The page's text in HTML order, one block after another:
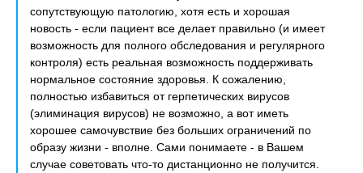
сопутствующую патологию, хотя есть и хорошая
новость - если пациент все делает правильно (и имеет
возможность для полного обследования и регулярного
контроля) есть реальная возможность поддерживать
нормальное состояние здоровья. К сожалению,
полностью избавиться от герпетических вирусов
(элиминация вирусов) не возможно, а вот иметь
хорошее самочувствие без больших ограничений по
образу жизни - вполне. Сами понимаете - в Вашем
случае советовать что-то дистанционно не получится.